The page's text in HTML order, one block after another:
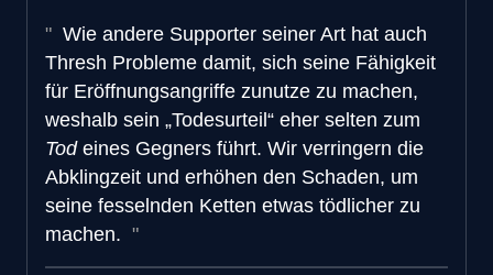
Wie andere Supporter seiner Art hat auch
Thresh Probleme damit, sich seine Fähigkeit
für Eröffnungsangriffe zunutze zu machen,
weshalb sein „Todesurteil“ eher selten zum
Todeines Gegners führt. Wir verringern die
Abklingzeit und erhöhen den Schaden, um
seine fesselnden Ketten etwas tödlicher zu
machen.